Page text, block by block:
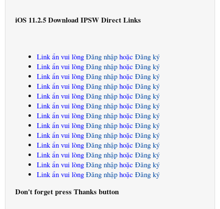
iOS 11.2.5 Download IPSW Direct Links
Link ẩn vui lòng Đăng nhập hoặc Đăng ký
Link ẩn vui lòng Đăng nhập hoặc Đăng ký
Link ẩn vui lòng Đăng nhập hoặc Đăng ký
Link ẩn vui lòng Đăng nhập hoặc Đăng ký
Link ẩn vui lòng Đăng nhập hoặc Đăng ký
Link ẩn vui lòng Đăng nhập hoặc Đăng ký
Link ẩn vui lòng Đăng nhập hoặc Đăng ký
Link ẩn vui lòng Đăng nhập hoặc Đăng ký
Link ẩn vui lòng Đăng nhập hoặc Đăng ký
Link ẩn vui lòng Đăng nhập hoặc Đăng ký
Link ẩn vui lòng Đăng nhập hoặc Đăng ký
Link ẩn vui lòng Đăng nhập hoặc Đăng ký
Link ẩn vui lòng Đăng nhập hoặc Đăng ký
Don't forget press Thanks button